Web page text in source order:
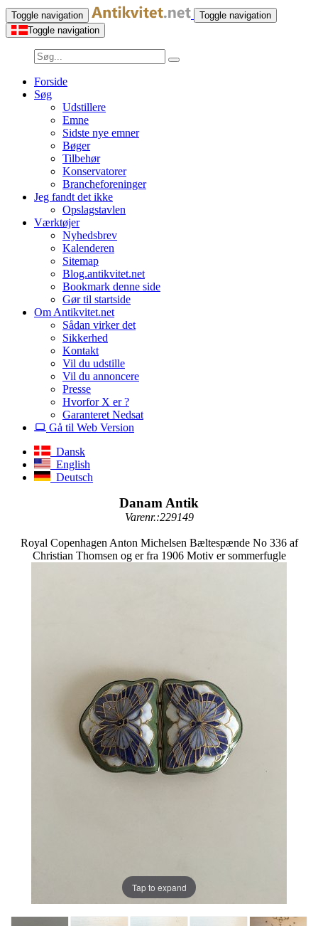
Toggle navigation
Toggle navigation
Toggle navigation
Forside
Søg
Udstillere
Emne
Sidste nye emner
Bøger
Tilbehør
Konservatorer
Brancheforeninger
Jeg fandt det ikke
Opslagstavlen
Værktøjer
Nyhedsbrev
Kalenderen
Sitemap
Blog.antikvitet.net
Bookmark denne side
Gør til startside
Om Antikvitet.net
Sådan virker det
Sikkerhed
Kontakt
Vil du udstille
Vil du annoncere
Presse
Hvorfor X er ?
Garanteret Nedsat
Gå til Web Version
Dansk
English
Deutsch
Danam Antik
Varenr.:229149
Royal Copenhagen Anton Michelsen Bæltespænde No 336 af
Christian Thomsen og er fra 1906 Motiv er sommerfugle
Tap to expand